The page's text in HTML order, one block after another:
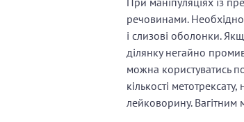
речовинами.
і слизові оболонки.
ділянку негайно
можна користуватись
кількості
лейковорину.